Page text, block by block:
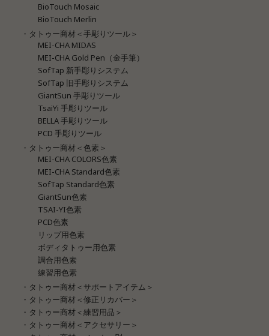
BioTouch Mosaic
BioTouch Merlin
・タトゥー商材＜手彫りツール＞
MEI-CHA MIDAS
MEI-CHA Gold Pen（金手筆）
SofTap 新手彫りシステム
SofTap 旧手彫りシステム
GiantSun 手彫りツール
TsaiYi 手彫りツール
BELLA 手彫りツール
PCD 手彫りツール
・タトゥー商材＜色素＞
MEI-CHA COLORS色素
MEI-CHA Standard色素
SofTap Standard色素
GiantSun色素
TSAI-YI色素
PCD色素
リップ用色素
ボディタトゥー用色素
調合用色素
練習用色素
・タトゥー商材＜サポートアイテム＞
・タトゥー商材＜修正リカバー＞
・タトゥー商材＜練習用品＞
・タトゥー商材＜アクセサリー＞